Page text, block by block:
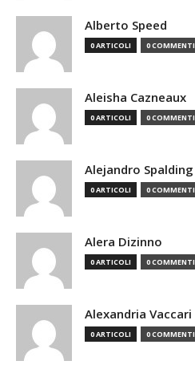
Alberto Speed
0 ARTICOLI 0 COMMENTI
Aleisha Cazneaux
0 ARTICOLI 0 COMMENTI
Alejandro Spalding
0 ARTICOLI 0 COMMENTI
Alera Dizinno
0 ARTICOLI 0 COMMENTI
Alexandria Vaccari
0 ARTICOLI 0 COMMENTI